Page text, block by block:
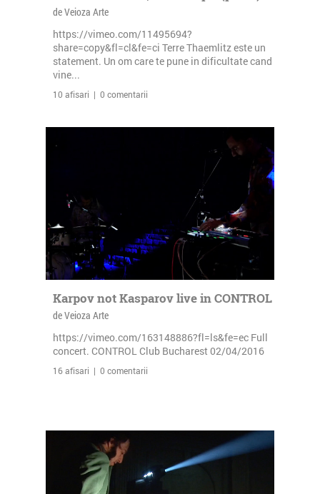
de Veioza Arte
https://vimeo.com/11495694?
share=copy&fl=cl&fe=ci Terre Thaemlitz este un
statement. Un om care te pune in dificultate cand
vine...
10 afisari | 0 comentarii
Karpov not Kasparov live in CONTROL
de Veioza Arte
https://vimeo.com/163148886?fl=ls&fe=ec Full
concert. CONTROL Club Bucharest 02/04/2016
16 afisari | 0 comentarii